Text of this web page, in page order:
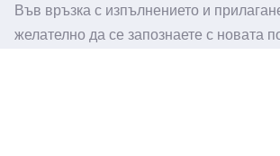
Във връзка с изпълнението и
желателно да се запознаете с новата